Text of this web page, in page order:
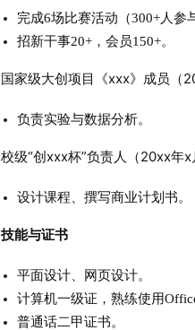
完成6场比赛活动（300+人参
招新干事20+，会员150+。
国家级大创项目《xxx》成员（
负责实验与数据分析。
校级“创xxx杯”负责人（20xx年
设计课程、撰写商业计划书。
技能与证书
平面设计、网页设计。
计算机一级证，熟练使用
普通话二甲证书。